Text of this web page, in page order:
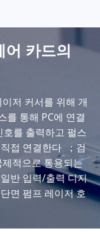
어 카드의
저 커서를 위해 개
를 통해 PC에 연결
를 출력하고 펄스
접 연결한다 ；검
적으로 통용되는
반 입력/출력 디지
면 펌프 레이저 호